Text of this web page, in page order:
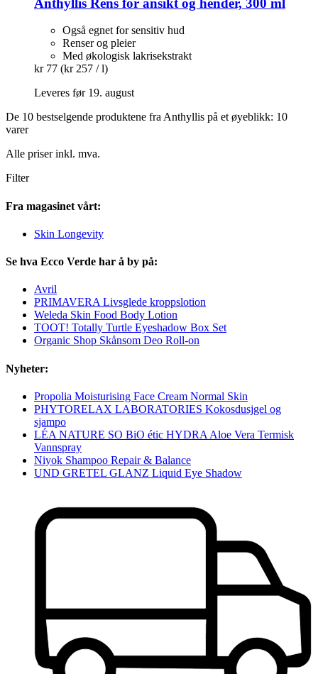
Også egnet for sensitiv hud
Renser og pleier
Med økologisk lakrisekstrakt
kr 77 (kr 257 / l)
Leveres før 19. august
De 10 bestselgende produktene fra Anthyllis på et øyeblikk: 10
varer
Alle priser inkl. mva.
Filter
Fra magasinet vårt:
Skin Longevity
Se hva Ecco Verde har å by på:
Avril
PRIMAVERA Livsglede kroppslotion
Weleda Skin Food Body Lotion
TOOT! Totally Turtle Eyeshadow Box Set
Organic Shop Skånsom Deo Roll-on
Nyheter:
Propolia Moisturising Face Cream Normal Skin
PHYTORELAX LABORATORIES Kokosdusjgel og
sjampo
LÉA NATURE SO BiO étic HYDRA Aloe Vera Termisk
Vannspray
Niyok Shampoo Repair & Balance
UND GRETEL GLANZ Liquid Eye Shadow